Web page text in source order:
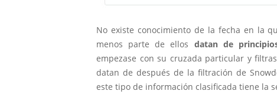
No existe conocimiento de la fecha en la
menos parte de ellos datan de
empezase con su cruzada particular y
datan de después de la filtración de
este tipo de información clasificada tiene la